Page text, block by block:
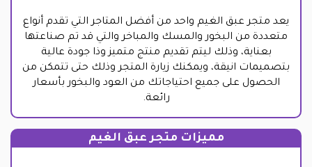
يعد متجر عبق الغيم واحد من أفضل المتاجر التي تقدم أنواع
متعددة من البخور والمسك والمباخر والتي قد تم صناعتها
بعناية، وذلك ليتم تقديم منتج متميز وذا جودة عالية
بتصميمات انيقة، ويمكنك زيارة المتجر وذلك حتى تتمكن من
الحصول على جميع احتياجاتك من العود والبخور بأسعار
رائعة.
مميزات متجر عبق الغيم